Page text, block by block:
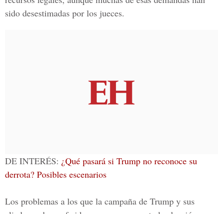
sido desestimadas por los jueces.
DE INTERÉS: ¿Qué pasará si Trump no reconoce su
derrota? Posibles escenarios
Los problemas a los que la campaña de Trump y sus